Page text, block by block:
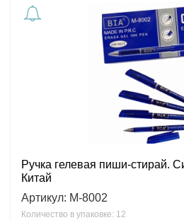
Ручка гелевая пиши-стирай.
Китай
Артикул: М-8002
Количество в упаковке: 12